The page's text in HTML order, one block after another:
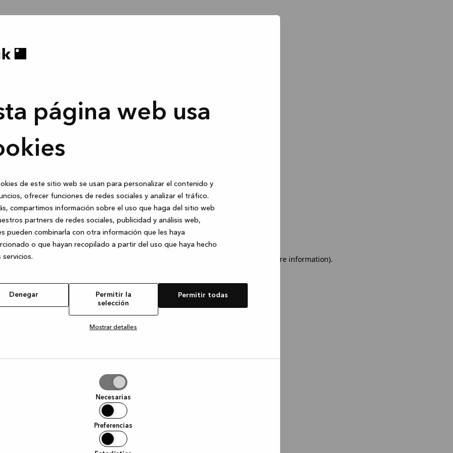
página web usa
de este sitio web se usan para personalizar el contenido y
ofrecer funciones de redes sociales y analizar el tráfico.
compartimos información sobre el uso que haga del sitio web
partners de redes sociales, publicidad y análisis web,
pueden combinarla con otra información que les haya
o que hayan recopilado a partir del uso que haya hecho
servicios.
Denegar
Permitir la
selección
Permitir todas
Mostrar detalles
Necesarias
Preferencias
has occurred (see the browser console for more information).